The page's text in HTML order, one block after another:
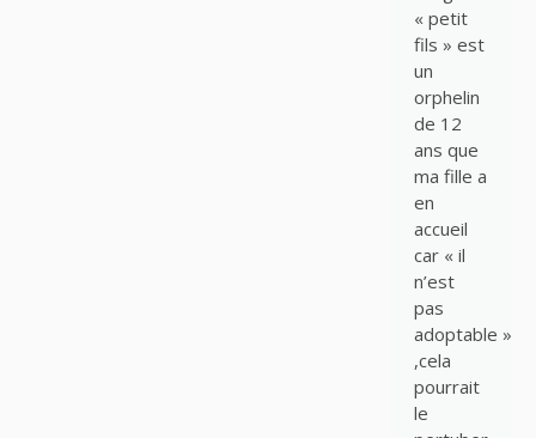
« petit
fils » est
un
orphelin
de 12
ans que
ma fille a
en
accueil
car « il
n’est
pas
adoptable »
,cela
pourrait
le